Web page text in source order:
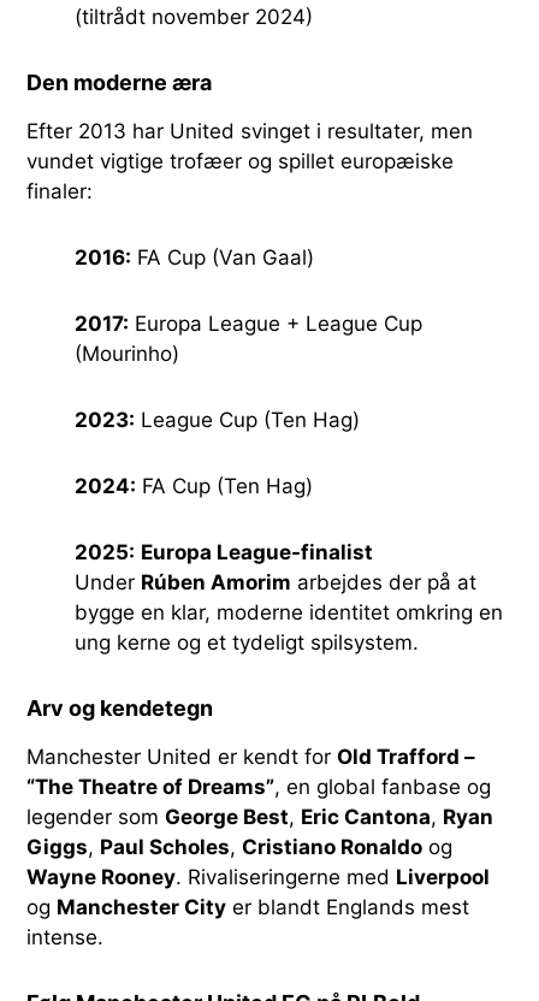
(tiltrådt november 2024)
Den moderne æra
Efter 2013 har United svinget i resultater, men
vundet vigtige trofæer og spillet europæiske
finaler:
2016: FA Cup (Van Gaal)
2017: Europa League + League Cup
(Mourinho)
2023: League Cup (Ten Hag)
2024: FA Cup (Ten Hag)
2025: Europa League-finalist
Under Rúben Amorim arbejdes der på at
bygge en klar, moderne identitet omkring en
ung kerne og et tydeligt spilsystem.
Arv og kendetegn
Manchester United er kendt for Old Trafford –
“The Theatre of Dreams”, en global fanbase og
legender som George Best, Eric Cantona, Ryan
Giggs, Paul Scholes, Cristiano Ronaldo og
Wayne Rooney. Rivaliseringerne med Liverpool
og Manchester City er blandt Englands mest
intense.